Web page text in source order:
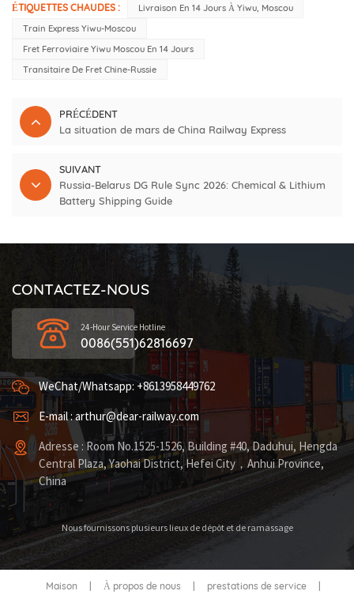
ÉTIQUETTES CHAUDES :
Livraison En 14 Jours À Yiwu, Moscou
Train Express Yiwu-Moscou
Fret Ferroviaire Yiwu Moscou En 14 Jours
Transitaire De Fret Chine-Russie
PRÉCÉDENT
La situation de mars de China Railway Express
SUIVANT
Russia-Belarus DG Rule Sync 2026: Chemical & Lithium
Battery Shipping Guide
CONTACTEZ-NOUS
24-Hour Service Hotline
0086(551)62816697
WeChat/Whatsapp: +8613958449762
E-mail : arthur@dear-railway.com
Adresse : Room No.1525-1526, Building #40, Daduhui, Hengda
Central Plaza, Yaohai District, Hefei City，Anhui Province,
China
Nous fournissons plusieurs lieux de dépôt et de ramassage
Maison À propos de nous prestations de service